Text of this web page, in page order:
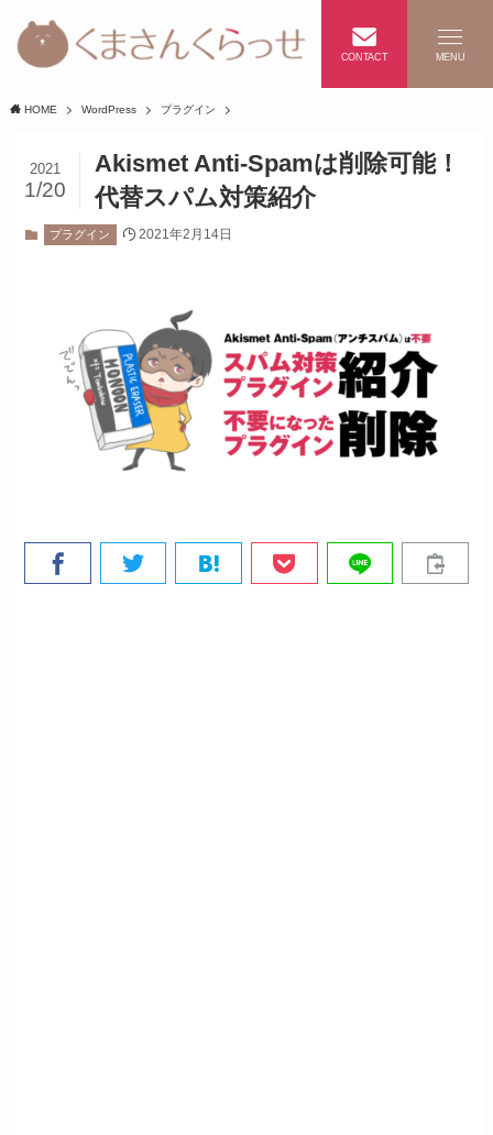
CONTACT MENU
HOME WordPress プラグイン
Akismet Anti-Spamは削除可能！
代替スパム対策紹介
2021
1/20
プラグイン 2021年2月14日